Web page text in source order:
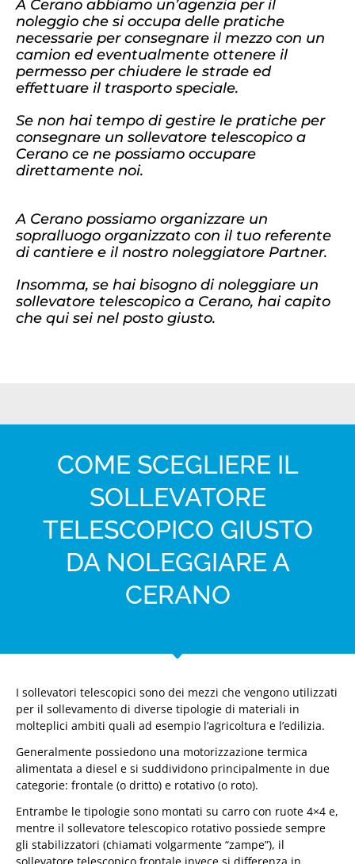
A Cerano abbiamo un’agenzia per il
noleggio che si occupa delle pratiche
necessarie per consegnare il mezzo con un
camion ed eventualmente ottenere il
permesso per chiudere le strade ed
effettuare il trasporto speciale.
Se non hai tempo di gestire le pratiche per
consegnare un sollevatore telescopico a
Cerano ce ne possiamo occupare
direttamente noi.
A Cerano possiamo organizzare un
sopralluogo organizzato con il tuo referente
di cantiere e il nostro noleggiatore Partner.
Insomma, se hai bisogno di noleggiare un
sollevatore telescopico a Cerano, hai capito
che qui sei nel posto giusto.
COME SCEGLIERE IL
SOLLEVATORE
TELESCOPICO GIUSTO
DA NOLEGGIARE A
CERANO
I sollevatori telescopici sono dei mezzi che vengono utilizzati
per il sollevamento di diverse tipologie di materiali in
molteplici ambiti quali ad esempio l’agricoltura e l’edilizia.
Generalmente possiedono una motorizzazione termica
alimentata a diesel e si suddividono principalmente in due
categorie: frontale (o dritto) e rotativo (o roto).
Entrambe le tipologie sono montati su carro con ruote 4×4 e,
mentre il sollevatore telescopico rotativo possiede sempre
gli stabilizzatori (chiamati volgarmente “zampe”), il
sollevatore telescopico frontale invece si differenza in